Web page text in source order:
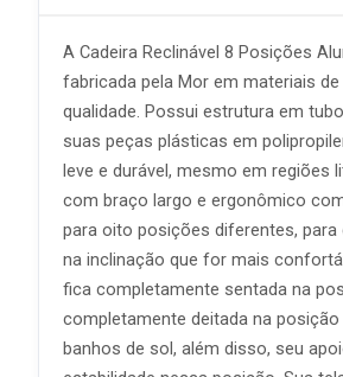
A Cadeira Reclinável 8 Posições
fabricada pela Mor em materiais de
qualidade. Possui estrutura em
suas peças plásticas em
leve e durável, mesmo em regiões
com braço largo e ergonômico
para oito posições diferentes, para
na inclinação que for mais
fica completamente sentada na
completamente deitada na posição
banhos de sol, além disso, seu